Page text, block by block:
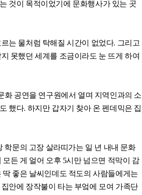
것이 목적이었기에 문화행사가 있는 곳
는 물처럼 탁해질 시간이 없었다. 그리고
못했던 세계를 조금이라도 눈 뜨게 하여
화 공연을 연구원에서 열며 지역인과의 소
했다. 하지만 갑자기 찾아 온 펜데믹은 집
학문의 고장 살라띠가는 일 년 내내 문화
든 게 얼어 오후 5시만 넘으면 적막이 감
좋은 날씨인데도 적도의 사람들에게는
안에 장작불이 타는 부엌에 모여 가족단